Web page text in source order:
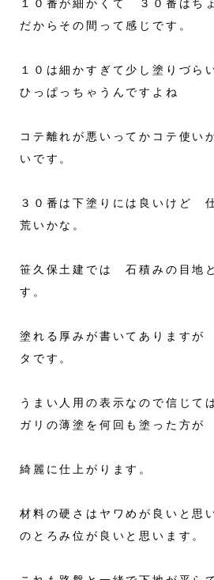
１０番が細かくて ３０番はち
だからその間って感じです。
１０は細かすぎて少し塗りづら
ひっぱっちゃうんですよね
コテ離れが悪いってかコテ使い
いです。
３０番は下塗りには良いけど
荒いかな。
笹久保土建では 石積みの目地
す。
塗れる厚みが書いてあります
タです。
うまい人用の表示なので信じて
ガリの薄塗を何回も塗った方が
綺麗に仕上がります。
材料の硬さはヤワめが良いと思
のとろみ位が良いと思います。